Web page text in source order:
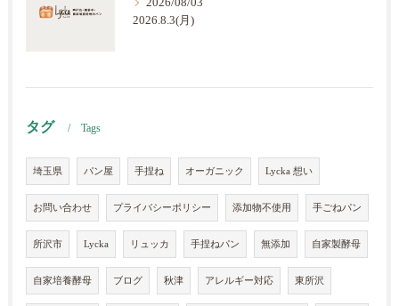
2026/08/03
2026.8.3(月)
タグ Tags
埼玉県 パン屋 手捏ね オーガニック Lycka 想い
お問い合わせ プライバシーポリシー 添加物不使用 手ごねパン
所沢市 Lycka リュッカ 手捏ねパン 無添加 自家製酵母
自家培養酵母 ブログ 秋津 アレルギー対応 東所沢